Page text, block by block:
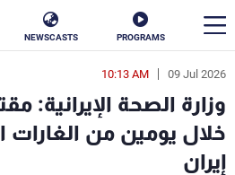
PROGRAMS
NEWSCASTS
09 Jul 2026
10:13 AM
خلال يومين من الغارات
إيران
en
الأخبار
سياسة